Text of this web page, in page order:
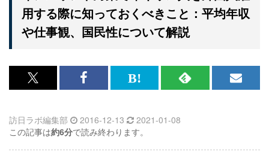
表
示
替
る
用する際に知っておくべきこと：平均年収
や仕事観、国民性について解説
x<br>
記
事
Facebook<br>
記
事
は
な
ブ
RSS
メ
訪日ラボ編集部 2016-12-13
2021-01-08
この記事は約6分で読み終わります。